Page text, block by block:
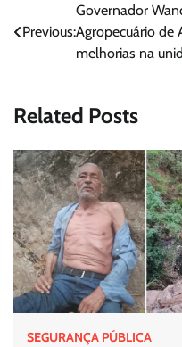
Navegação
Previous:
Governador
Agropecuário de
melhorias na
Related Posts
SEGURANÇA PÚBLICA